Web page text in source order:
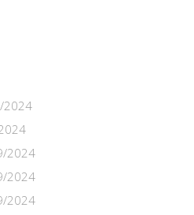
2024
2024
2024
2024